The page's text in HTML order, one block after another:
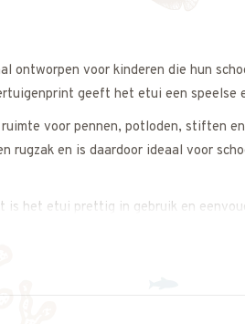
ontworpen voor kinderen die hun
geeft het etui een speelse
voor pennen, potloden, stiften
rugzak en is daardoor ideaal voor
het etui prettig in gebruik en
en uitstraling mooi samenbrengt.